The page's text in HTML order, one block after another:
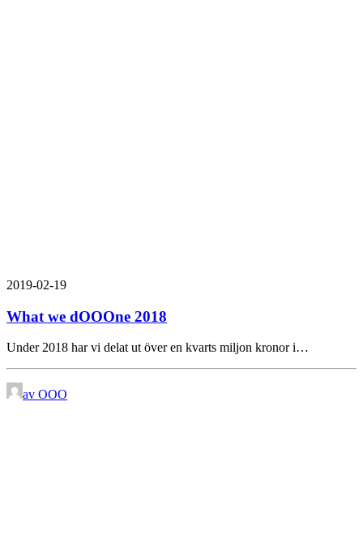
2019-02-19
What we dOOOne 2018
Under 2018 har vi delat ut över en kvarts miljon kronor i…
av OOO